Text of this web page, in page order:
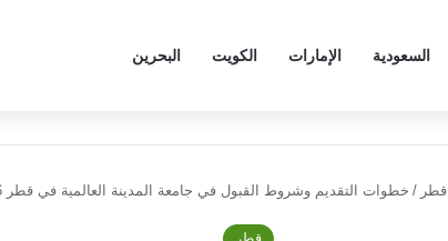
السعودية الإمارات الكويت البحرين
قطر / خطوات التقديم وشروط القبول في جامعة المدينة العالمية في قطر 2026